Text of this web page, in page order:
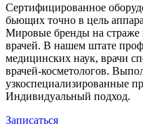
Сертифицированное
бьющих точно в цель
Мировые бренды на страже
врачей. В нашем штате
медицинских наук, врачи
врачей-косметологов.
узкоспециализированные
Индивидуальный подход.
Записаться